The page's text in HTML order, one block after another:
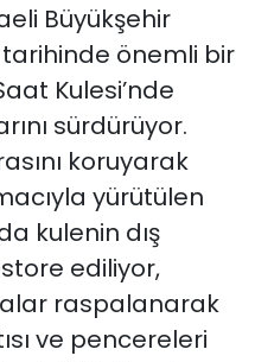
Büyükşehir
tarihinde önemli bir
Kulesi’nde
sürdürüyor.
koruyarak
yürütülen
kulenin dış
ediliyor,
raspalanarak
ve pencereleri